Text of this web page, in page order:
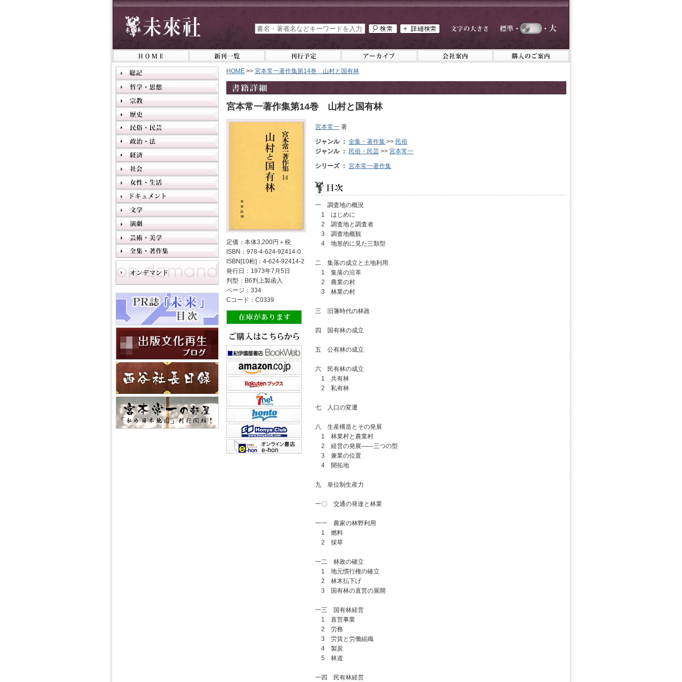
HOME >> 宮本常一著作集第14巻 山村と国有林
宮本常一著作集第14巻 山村と国有林
定価：本体3,200円＋税
ISBN：978-4-624-92414-0
ISBN[10桁]：4-624-92414-2
発行日：1973年7月5日
判型：B6判上製函入
ページ：334
Cコード：C0339
宮本常一 著
ジャンル ： 全集・著作集 >> 民俗
ジャンル ：
民俗・民芸 >> 宮本常一
シリーズ ： 宮本常一著作集
一 調査地の概況
1 はじめに
2 調査地と調査者
3 調査地概観
4 地形的に見た三類型
二 集落の成立と土地利用
1 集落の沿革
2 農業の村
3 林業の村
三 旧藩時代の林政
四 国有林の成立
五 公有林の成立
六 民有林の成立
1 共有林
2 私有林
七 人口の変遷
八 生産構造とその発展
1 林業村と農業村
2 経営の発展――三つの型
3 兼業の位置
4 開拓地
九 単位制生産力
一〇 交通の発達と林業
一一 農家の林野利用
1 燃料
2 採草
一二 林政の確立
1 地元慣行権の確立
2 林木払下げ
3 国有林の直営の展開
一三 国有林経営
1 直営事業
2 労務
3 労賃と労働組織
4 製炭
5 林道
一四 民有林経営